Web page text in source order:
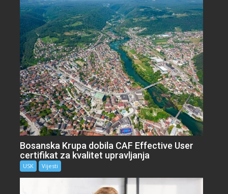
Bosanska Krupa dobila CAF Effective User
certifikat za kvalitet upravljanja
USK Vijesti